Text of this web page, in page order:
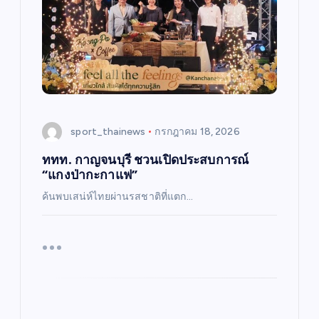
sport_thainews กรกฎาคม 18, 2026
ททท. กาญจนบุรี ชวนเปิดประสบการณ์
“แกงป่ากะกาแฟ”
ค้นพบเสน่ห์ไทยผ่านรสชาติที่แตก…